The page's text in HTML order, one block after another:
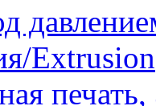
Extrusion